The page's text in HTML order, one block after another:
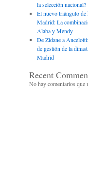
la selección nacional?
El nuevo triángulo de
Madrid: La
Alaba y Mendy
De Zidane a
de gestión de la
Madrid
Recent
No hay comentarios que